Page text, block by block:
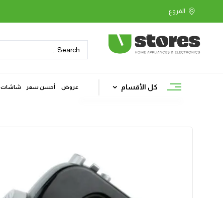
كل الأقسام عروض أحسن سعر شاشات